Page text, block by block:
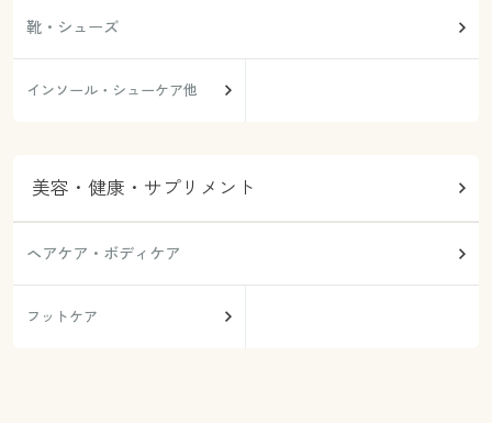
靴・シューズ
インソール・シューケア他
美容・健康・サプリメント
ヘアケア・ボディケア
フットケア